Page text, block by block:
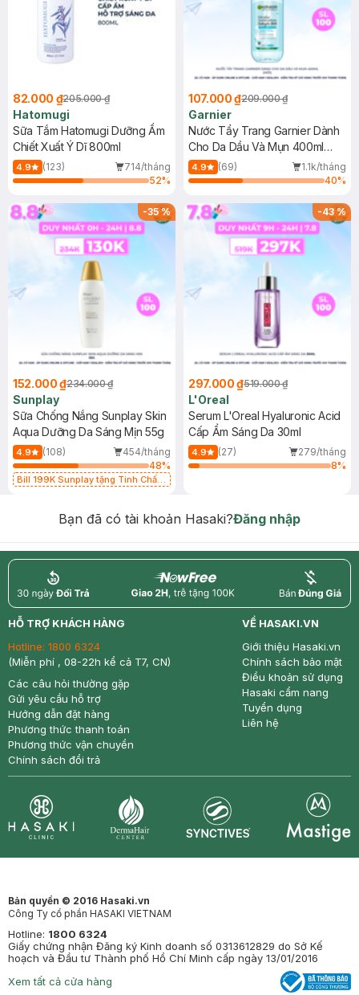
82.000 ₫205.000 ₫
Hatomugi
Sữa Tắm Hatomugi Dưỡng Ẩm
Chiết Xuất Ý Dĩ 800ml
4.9 (123)
714/tháng
52%
107.000 ₫209.000 ₫
Garnier
Nước Tẩy Trang Garnier Dành
Cho Da Dầu Và Mụn 400ml
(Mới)
4.9 (69)
1.1k/tháng
40%
-35%
152.000 ₫234.000 ₫
Sunplay
Sữa Chống Nắng Sunplay Skin
Aqua Dưỡng Da Sáng Mịn 55g
4.9 (108)
454/tháng
48%
Bill 199K Sunplay tặng Tinh Chất
-43%
297.000 ₫519.000 ₫
L'Oreal
Serum L'Oreal Hyaluronic Acid
Cấp Ẩm Sáng Da 30ml
4.9 (27)
279/tháng
8%
Bạn đã có tài khoản Hasaki?Đăng nhập
return nowfree price
HỖ TRỢ KHÁCH HÀNG
Hotline: 1800 6324
(Miễn phí , 08-22h kể cả T7, CN)
Các câu hỏi thường gặp
Gửi yêu cầu hỗ trợ
Hướng dẫn đặt hàng
Phương thức thanh toán
Phương thức vận chuyển
Chính sách đổi trả
VỀ HASAKI.VN
Giới thiệu Hasaki.vn
Chính sách bảo mật
Điều khoản sử dụng
Hasaki cẩm nang
Tuyển dụng
Liên hệ
Bản quyền © 2016 Hasaki.vn
Công Ty cổ phần HASAKI VIETNAM
Hotline: 1800 6324
Giấy chứng nhận Đăng ký Kinh doanh số 0313612829 do Sở Kế
hoạch và Đầu tư Thành phố Hồ Chí Minh cấp ngày 13/01/2016
Xem tất cả cửa hàng